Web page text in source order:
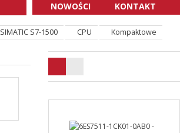
NOWOŚCI KONTAKT
SIMATIC S7-1500 CPU Kompaktowe